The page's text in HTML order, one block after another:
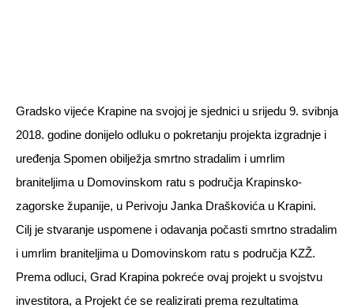
Gradsko vijeće Krapine na svojoj je sjednici u srijedu 9. svibnja
2018. godine donijelo odluku o pokretanju projekta izgradnje i
uređenja Spomen obilježja smrtno stradalim i umrlim
braniteljima u Domovinskom ratu s područja Krapinsko-
zagorske županije, u Perivoju Janka Draškovića u Krapini.
Cilj je stvaranje uspomene i odavanja počasti smrtno stradalim
i umrlim braniteljima u Domovinskom ratu s područja KZŽ.
Prema odluci, Grad Krapina pokreće ovaj projekt u svojstvu
investitora, a Projekt će se realizirati prema rezultatima